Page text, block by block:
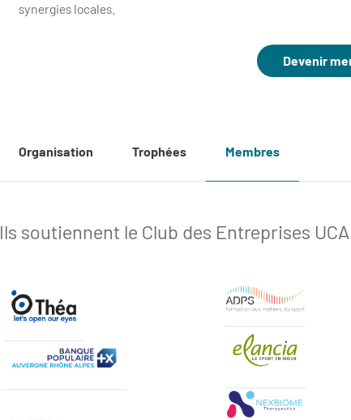
synergies locales.
Devenir
Organisation Trophées Membres
Ils soutiennent le Club des Entreprises
Laboratoires Théa
ADPS Formations
Logo elancia